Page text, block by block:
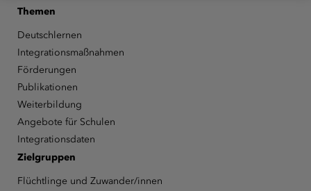
Themen
Deutschlernen
Integrationsmaßnahmen
Förderungen
Publikationen
Weiterbildung
Angebote für Schulen
Integrationsdaten
Zielgruppen
Flüchtlinge und Zuwander/innen